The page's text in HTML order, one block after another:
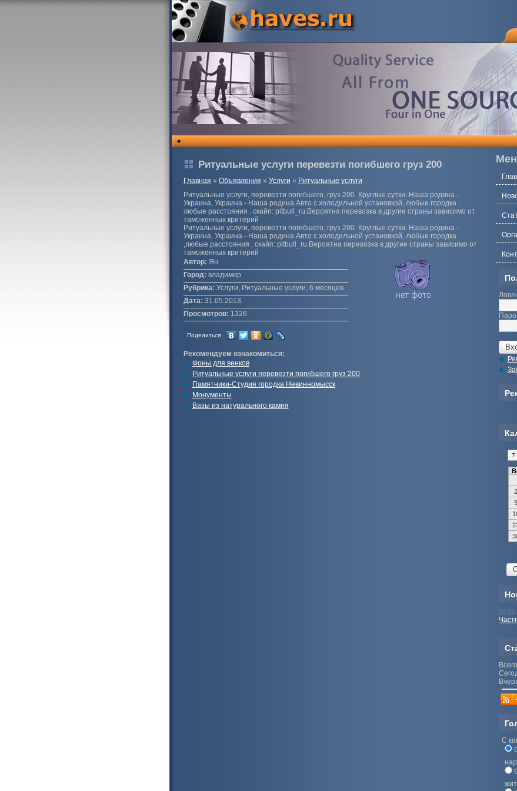
Ритуальные услуги перевезти погибшего груз 200
Главная » Объявления » Услуги » Ритуальные услуги
Ритуальные услуги, перевезти погибшего, груз 200. Круглые сутки. Наша родина -
Украина, Украина - Наша родина.Авто с холодильной установкой, любые городка ,
любые расстояния . скайп: pitbull_ru.Вероятна перевозка в другие страны зависимо от
таможенных критерий
Ритуальные услуги, перевезти погибшего, груз 200. Круглые сутки. Наша родина -
Украина, Украина - Наша родина.Авто с холодильной установкой, любые городка
,любые расстояния . скайп: pitbull_ru.Вероятна перевозка в другие страны зависимо от
таможенных критерий
Автор: Ян
Город: владимир
Рубрика: Услуги, Ритуальные услуги, 6 месяцев
Дата: 31.05.2013
Просмотров: 1326
Поделиться
Рекомендуем ознакомиться:
Фоны для венков
Ритуальные услуги перевезти погибшего груз 200
Памятники-Студия городка Невинномысск
Монументы
Вазы из натурального камня
2
9
С